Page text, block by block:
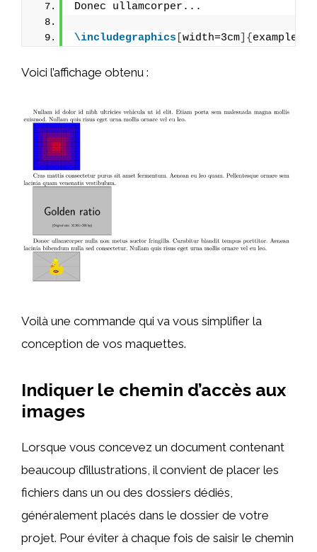
Donec ullamcorper...
\includegraphics width=3cm ]{ example-
Voici l’affichage obtenu :
Voilà une commande qui va vous simplifier la
conception de vos maquettes.
Indiquer le chemin d’accès aux
images
Lorsque vous concevez un document contenant
beaucoup d’illustrations, il convient de placer les
fichiers dans un ou des dossiers dédiés,
généralement placés dans le dossier de votre
projet. Pour éviter à chaque fois de saisir le chemin